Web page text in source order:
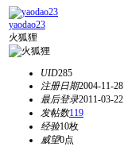
yaodao23
火狐狸
UID285
注册日期2004-11-28
最后登录2011-03-22
发帖数119
经验10枚
威望0点